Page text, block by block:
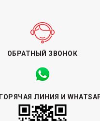
ОБРАТНЫЙ ЗВОНОК
ГОРЯЧАЯ ЛИНИЯ И